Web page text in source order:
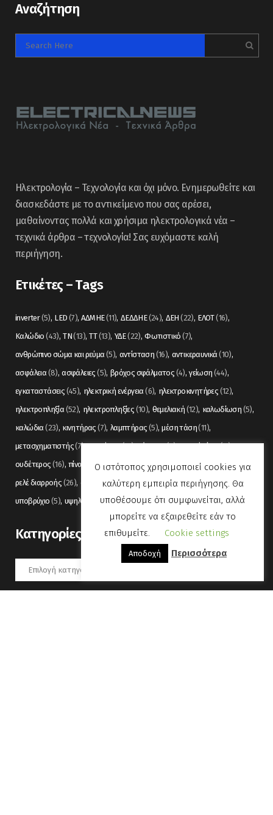
Αναζήτηση
Ηλεκτρολογία – Τεχνολογία και όχι μόνο. Ενημερωθείτε και
διασκεδάστε με το αντικείμενο που σας αρέσει,
μαθαίνοντας πολλά και χρήσιμα ηλεκτρολογικά νέα –
τεχνικά άρθρα – τεχνολογία! Σας ευχόμαστε καλή
περιήγηση.
Ετικέτες – Tags
inverter(5) LED (7) ΑΔΜΗΕ(11) ΔΕΔΔΗΕ(24) ΔΕΗ (22) ΕΛΟΤ(16)
Καλώδιο (43) ΤΝ(13) ΤΤ(13) ΥΔΕ(22) Φωτιστικό (7)
ανθρώπινο σώμα και ρεύμα (5) αντίσταση (16) αντικεραυνικά (10)
ασφάλεια (8) ασφάλειες (5) βρόχος σφάλματος (4) γείωση (44)
εγκαταστάσεις (45) ηλεκτρική ενέργεια (6) ηλεκτροκινητήρες (12)
ηλεκτροπληξία (52) ηλεκτροπληξίες (10) θεμελιακή (12) καλωδίωση (5)
καλώδια (23) κινητήρας (7) λαμπτήρας (5) μέση τάση(11)
μετασχηματιστής(7) μετρήσεις(12) μόνωση(6) οπτικές ίνες(11)
ουδέτερος (16) πίνακας (17) πίνακες(7) πυρανίχνευση (6) ρελέ(36)
ρελέ διαρροής (26) συναγερμός(5) σωληνώσεις(5) τάση(13)
υποβρύχιο (5) υψηλή τάση(8) φωτισμός (6)
Kατηγορίες
Kατηγορίες
Ο ιστότοπος χρησιμοποιεί cookies για
καλύτερη εμπειρία περιήγησης. Θα
υποθέσουμε ότι συμφωνείται, αλλά
μπορείτε να εξαιρεθείτε εάν το
επιθυμείτε.
Cookie settings
Αποδοχή Περισσότερα